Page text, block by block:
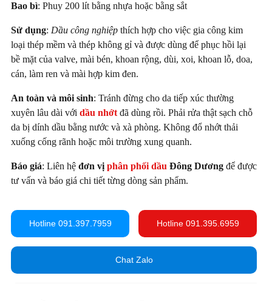
Bao bì: Phuy 200 lít bằng nhựa hoặc bằng sắt
Sử dụng: Dầu công nghiệp thích hợp cho việc gia công kim
loại thép mềm và thép không gỉ và được dùng để phục hồi lại
bề mặt của valve, mài bén, khoan rộng, dùi, xoi, khoan lỗ, doa,
cán, làm ren và mài hợp kim đen.
An toàn và môi sinh: Tránh đừng cho da tiếp xúc thường
xuyên lâu dài với dầu nhớt đã dùng rồi. Phải rửa thật sạch chỗ
da bị dính dầu bằng nước và xà phòng. Không đổ nhớt thải
xuống cống rãnh hoặc môi trường xung quanh.
Báo giá: Liên hệ đơn vị phân phối dầu Đông Dương để được
tư vấn và báo giá chi tiết từng dòng sản phẩm.
Hotline 091.397.7959 Hotline 091.395.6959
Chat Zalo